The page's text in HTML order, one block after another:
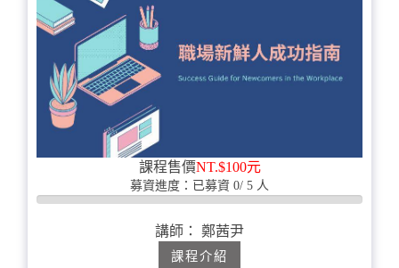
課程售價NT.$100元
募資進度：已募資 0/ 5 人
0%
講師： 鄭茜尹
課程介紹